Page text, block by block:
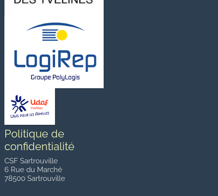
Politique de
confidentialité
CSF Sartrouville
6 Rue du Marché
78500 Sartrouville